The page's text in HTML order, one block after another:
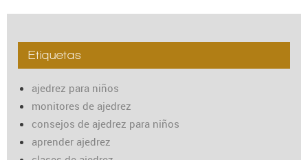
Etiquetas
ajedrez para niños
monitores de ajedrez
consejos de ajedrez para niños
aprender ajedrez